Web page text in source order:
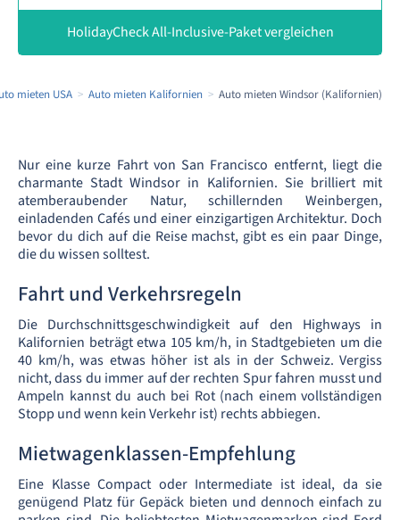
HolidayCheck All-Inclusive-Paket vergleichen
mieten USA Auto mieten Kalifornien Auto mieten Windsor (Kalifornien)
Nur eine kurze Fahrt von San Francisco entfernt, liegt die
charmante Stadt Windsor in Kalifornien. Sie brilliert mit
atemberaubender Natur, schillernden Weinbergen,
einladenden Cafés und einer einzigartigen Architektur. Doch
bevor du dich auf die Reise machst, gibt es ein paar Dinge,
die du wissen solltest.
Fahrt und Verkehrsregeln
Die Durchschnittsgeschwindigkeit auf den Highways in
Kalifornien beträgt etwa 105 km/h, in Stadtgebieten um die
40 km/h, was etwas höher ist als in der Schweiz. Vergiss
nicht, dass du immer auf der rechten Spur fahren musst und
Ampeln kannst du auch bei Rot (nach einem vollständigen
Stopp und wenn kein Verkehr ist) rechts abbiegen.
Mietwagenklassen-Empfehlung
Eine Klasse Compact oder Intermediate ist ideal, da sie
genügend Platz für Gepäck bieten und dennoch einfach zu